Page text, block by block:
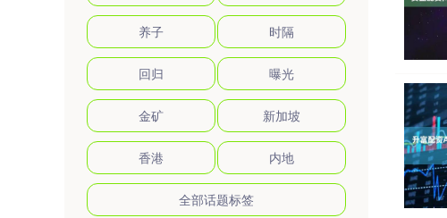
养子 时隔
回归 曝光
金矿 新加坡
香港 内地
全部话题标签